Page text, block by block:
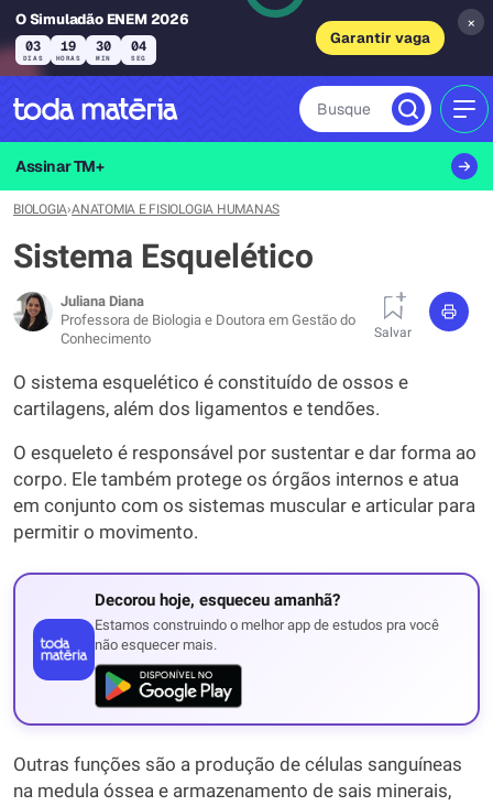
O Simuladão ENEM 2026
03
DIAS
19
HORAS
30
MIN
03
SEG
Garantir vaga
×
Busque
Assinar TM+
BIOLOGIA›ANATOMIA E FISIOLOGIA HUMANAS
Sistema Esquelético
Juliana Diana
Professora de Biologia e Doutora em Gestão do
Conhecimento
Salvar
O sistema esquelético é constituído de ossos e
cartilagens, além dos ligamentos e tendões.
O esqueleto é responsável por sustentar e dar forma ao
corpo. Ele também protege os órgãos internos e atua
em conjunto com os sistemas muscular e articular para
permitir o movimento.
Decorou hoje, esqueceu amanhã?
Estamos construindo o melhor app de estudos pra você
não esquecer mais.
Outras funções são a produção de células sanguíneas
na medula óssea e armazenamento de sais minerais,